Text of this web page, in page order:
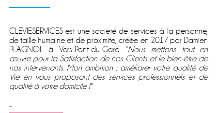
CLEVIESERVICES est une société de services à la personne,
de taille humaine et de proximité, créée en 2017 par Damien
PLAGNOL à Vers-Pont-du-Gard. ''Nous mettons tout en
œuvre pour la Satisfaction de nos Clients et le bien-être de
nos intervenants. Mon ambition : améliorer votre qualité de
Vie en vous proposant des services professionnels et de
qualité à votre domicile !''
...